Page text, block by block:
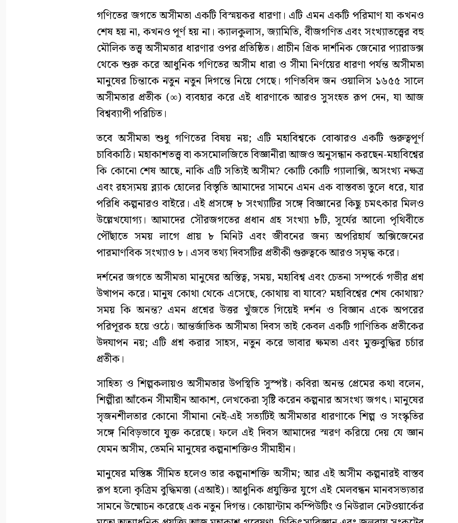
গণিতের জগতে অসীমতা একটি বিস্ময়কর ধারণা। এটি এমন একটি পরিমাণ যা কখনও
শেষ হয় না, কখনও পূর্ণ হয় না। ক্যালকুলাস, জ্যামিতি, বীজগণিত এবং সংখ্যাতত্ত্বের বহু
মৌলিক তত্ত্ব অসীমতার ধারণার ওপর প্রতিষ্ঠিত। প্রাচীন গ্রিক দার্শনিক জেনোর প্যারাডক্স
থেকে শুরু করে আধুনিক গণিতের অসীম ধারা ও সীমা নির্ণয়ের ধারণা পর্যন্ত অসীমতা
মানুষের চিন্তাকে নতুন নতুন দিগন্তে নিয়ে গেছে। গণিতবিদ জন ওয়ালিস ১৬৫৫ সালে
অসীমতার প্রতীক (∞) ব্যবহার করে এই ধারণাকে আরও সুসংহত রূপ দেন, যা আজ
বিশ্বব্যাপী পরিচিত।
তবে অসীমতা শুধু গণিতের বিষয় নয়; এটি মহাবিশ্বকে বোঝারও একটি গুরুত্বপূর্ণ
চাবিকাঠি। মহাকাশতত্ত্ব বা কসমোলজিতে বিজ্ঞানীরা আজও অনুসন্ধান করছেন-মহাবিশ্বের
কি কোনো শেষ আছে, নাকি এটি সত্যিই অসীম? কোটি কোটি গ্যালাক্সি, অসংখ্য নক্ষত্র
এবং রহস্যময় ব্ল্যাক হোলের বিস্তৃতি আমাদের সামনে এমন এক বাস্তবতা তুলে ধরে, যার
পরিধি কল্পনারও বাইরে। এই প্রসঙ্গে ৮ সংখ্যাটির সঙ্গে বিজ্ঞানের কিছু চমৎকার মিলও
উল্লেখযোগ্য। আমাদের সৌরজগতের প্রধান গ্রহ সংখ্যা ৮টি, সূর্যের আলো পৃথিবীতে
পৌঁছাতে সময় লাগে প্রায় ৮ মিনিট এবং জীবনের জন্য অপরিহার্য অক্সিজেনের
পারমাণবিক সংখ্যাও ৮। এসব তথ্য দিবসটির প্রতীকী গুরুত্বকে আরও সমৃদ্ধ করে।
দর্শনের জগতে অসীমতা মানুষের অস্তিত্ব, সময়, মহাবিশ্ব এবং চেতনা সম্পর্কে গভীর প্রশ্ন
উত্থাপন করে। মানুষ কোথা থেকে এসেছে, কোথায় বা যাবে? মহাবিশ্বের শেষ কোথায়?
সময় কি অনন্ত? এমন প্রশ্নের উত্তর খুঁজতে গিয়েই দর্শন ও বিজ্ঞান একে অপরের
পরিপূরক হয়ে ওঠে। আন্তর্জাতিক অসীমতা দিবস তাই কেবল একটি গাণিতিক প্রতীকের
উদযাপন নয়; এটি প্রশ্ন করার সাহস, নতুন করে ভাবার ক্ষমতা এবং মুক্তবুদ্ধির চর্চার
প্রতীক।
সাহিত্য ও শিল্পকলায়ও অসীমতার উপস্থিতি সুস্পষ্ট। কবিরা অনন্ত প্রেমের কথা বলেন,
শিল্পীরা আঁকেন সীমাহীন আকাশ, লেখকেরা সৃষ্টি করেন কল্পনার অসংখ্য জগৎ। মানুষের
সৃজনশীলতার কোনো সীমানা নেই-এই সত্যটিই অসীমতার ধারণাকে শিল্প ও সংস্কৃতির
সঙ্গে নিবিড়ভাবে যুক্ত করেছে। ফলে এই দিবস আমাদের স্মরণ করিয়ে দেয় যে জ্ঞান
যেমন অসীম, তেমনি মানুষের কল্পনাশক্তিও সীমাহীন।
মানুষের মস্তিষ্ক সীমিত হলেও তার কল্পনাশক্তি অসীম; আর এই অসীম কল্পনারই বাস্তব
রূপ হলো কৃত্রিম বুদ্ধিমত্তা (এআই)। আধুনিক প্রযুক্তির যুগে এই মেলবন্ধন মানবসভ্যতার
সামনে উন্মোচন করেছে এক নতুন দিগন্ত। কোয়ান্টাম কম্পিউটিং ও নিউরাল নেটওয়ার্কের